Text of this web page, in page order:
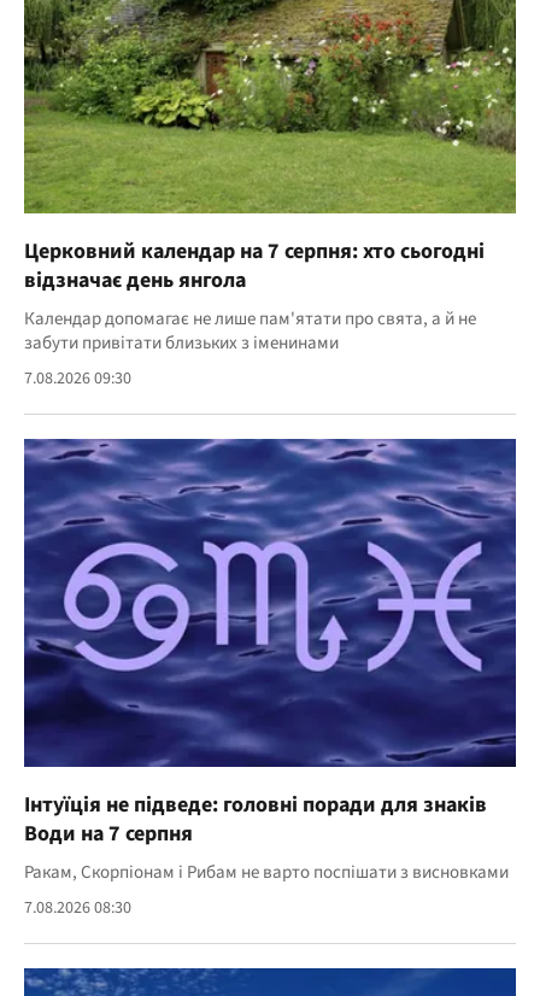
Церковний календар на 7 серпня: хто сьогодні
відзначає день янгола
Календар допомагає не лише пам'ятати про свята, а й не
забути привітати близьких з іменинами
7.08.2026 09:30
Інтуїція не підведе: головні поради для знаків
Води на 7 серпня
Ракам, Скорпіонам і Рибам не варто поспішати з висновками
7.08.2026 08:30